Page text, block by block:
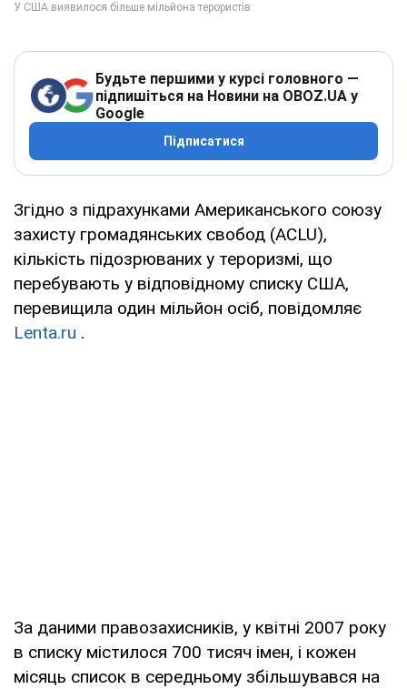
Будьте першими у курсі головного —
підпишіться на Новини на OBOZ.UA у
Google
Підписатися
Згідно з підрахунками Американського союзу
захисту громадянських свобод (ACLU),
кількість підозрюваних у тероризмі, що
перебувають у відповідному списку США,
перевищила один мільйон осіб, повідомляє
Lenta.ru .
За даними правозахисників, у квітні 2007 року
в списку містилося 700 тисяч імен, і кожен
місяць список в середньому збільшувався на